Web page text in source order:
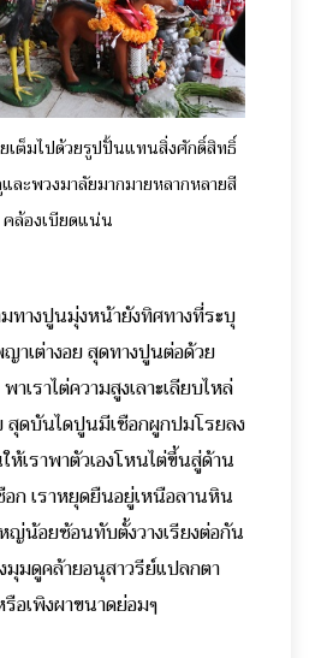
เต็มไปด้วยรูปปั้นแทนสิ่งศักดิ์สิทธิ์
ะพวงมาลัยมากมายหลากหลายสี
คล้องเบียดแน่น
ทางปูนมุ่งหน้ายังทิศทางที่ระบุ
าเต่างอย สุดทางปูนต่อด้วย
เราไต่ความสูงเลาะเลียบไหล่
สุดบันไดปูนมีเชือกผูกปมโรยลง
ห้เราพาตัวเองโหนไต่ขึ้นสู่ด้าน
ก เราหยุดยืนอยู่เหนือลานหิน
น้อยซ้อนทับตั้งวางเรียงต่อกัน
มุมดูคล้ายอนุสาวรีย์แปลกตา
อเพิงผาขนาดย่อมๆ